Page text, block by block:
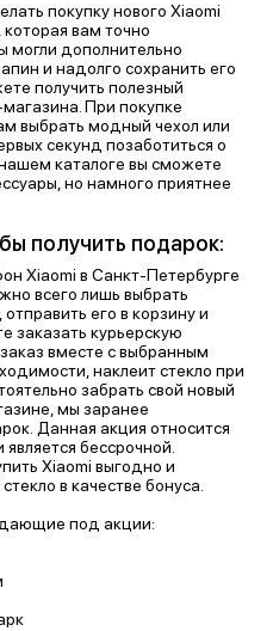
покупку нового Xiaomi
вам точно
могли дополнительно
и надолго сохранить его
получить полезный
При покупке
выбрать модный чехол или
секунд позаботиться о
каталоге вы сможете
но намного приятнее
получить подарок:
Xiaomi в Санкт-Петербурге
всего лишь выбрать
его в корзину и
заказать курьерскую
вместе с выбранным
наклеит стекло при
забрать свой новый
мы заранее
Данная акция относится
бессрочной.
Xiaomi выгодно и
в качестве бонуса.
под акции: